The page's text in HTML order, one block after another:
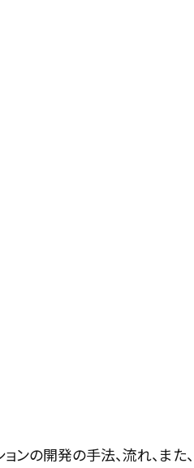
の開発の手法、流れ、また